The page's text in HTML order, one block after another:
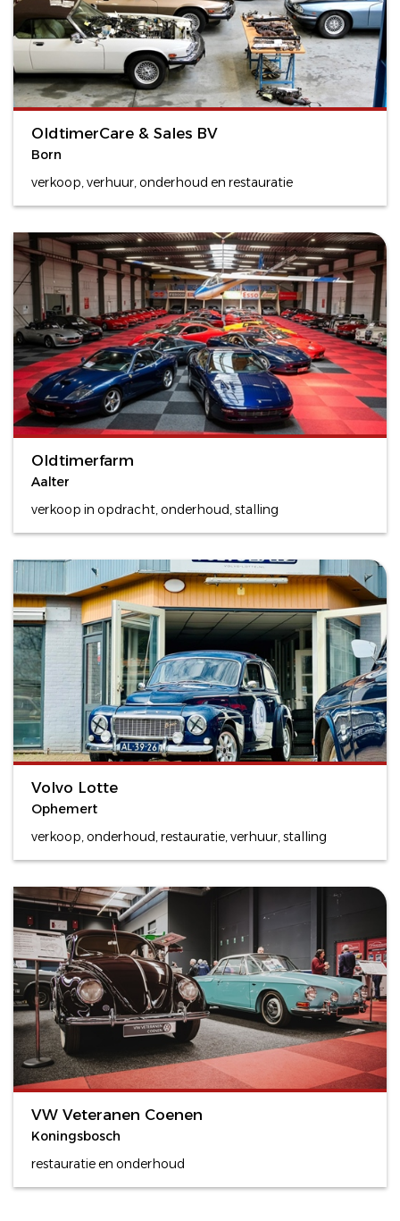
OldtimerCare & Sales BV
Born
verkoop, verhuur, onderhoud en restauratie
Oldtimerfarm
Aalter
verkoop in opdracht, onderhoud, stalling
Volvo Lotte
Ophemert
verkoop, onderhoud, restauratie, verhuur, stalling
VW Veteranen Coenen
Koningsbosch
restauratie en onderhoud